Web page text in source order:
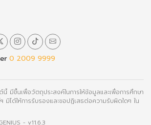
0 2009 9999
มีขึ้นเพื่อวัตถุประสงค์ในการให้ข้อมูลและเพื่อการศึกษา
มิได้ให้การรับรองและขอปฏิเสธต่อความรับผิดใดๆ ใน
- v11.6.3